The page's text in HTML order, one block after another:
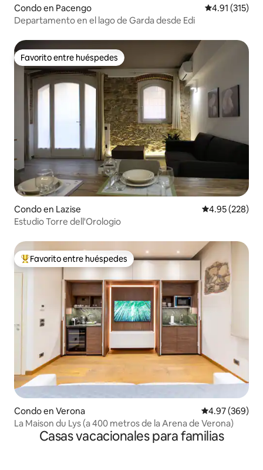
Condo en Pacengo Calificación
4.91 (315)
Departamento en el lago de Garda desde Edi
Favorito entre huéspedes
Favorito entre huéspedes
Condo en Lazise Calificación
4.95 (228)
Estudio Torre dell'Orologio
Favorito entre huéspedes preferido
Favorito entre huéspedes
Condo en Verona Calificación
4.97 (369)
La Maison du Lys (a 400 metros de la Arena de Verona)
Casas vacacionales para familias